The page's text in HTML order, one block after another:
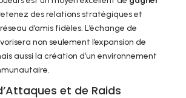
des relations stratégiques et
d’amis fidèles. L’échange de
non seulement l’expansion de
aussi la création d’un environnement
et de Raids